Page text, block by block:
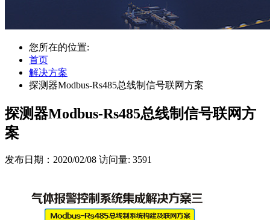
您所在的位置:
首页
解决方案
探测器Modbus-Rs485总线制信号联网方案
探测器Modbus-Rs485总线制信号联网方
案
发布日期：2020/02/08 访问量: 3591